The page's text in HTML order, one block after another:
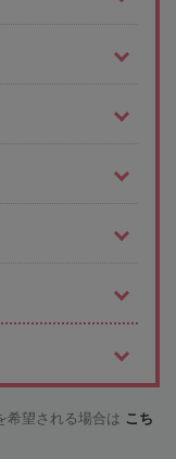
希望される場合は こち